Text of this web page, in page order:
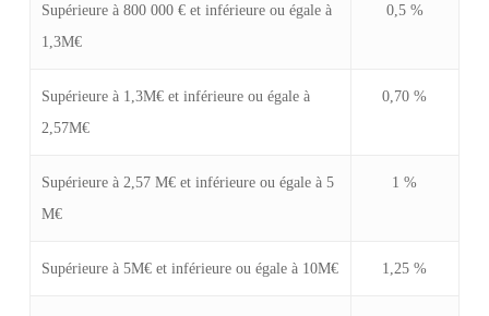
Supérieure à 800 000 €et inférieure ou égale à
1,3M€
0,5 %
Supérieure à 1,3M€et inférieure ou égale à
2,57M€
0,70 %
Supérieure à 2,57 M€et inférieure ou égale à 5
M€
1 %
Supérieure à 5M€et inférieure ou égale à 10M€ 1,25 %